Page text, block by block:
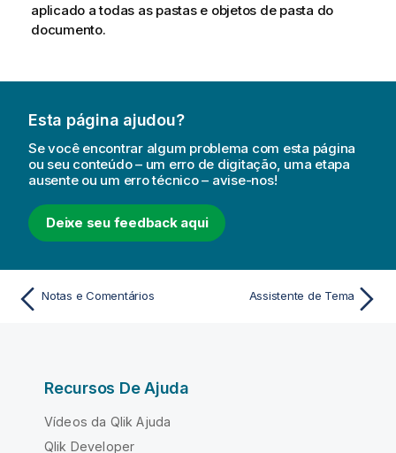
aplicado a todas as pastas e objetos de pasta do
documento.
Esta página ajudou?
Se você encontrar algum problema com esta página
ou seu conteúdo – um erro de digitação, uma etapa
ausente ou um erro técnico – avise-nos!
Deixe seu feedback aqui
Notas e Comentários Assistente de Tema
Recursos De Ajuda
Vídeos da Qlik Ajuda
Qlik Developer